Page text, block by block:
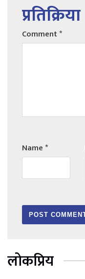
प्रतिक्रिया
Comment*
Name*
लोकप्रिय